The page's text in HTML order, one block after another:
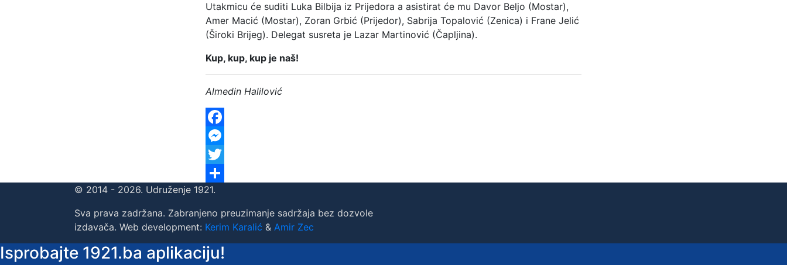
Utakmicu će suditi Luka Bilbija iz Prijedora a asistirat će mu Davor Beljo (Mostar),
Amer Macić (Mostar), Zoran Grbić (Prijedor), Sabrija Topalović (Zenica) i Frane Jelić
(Široki Brijeg). Delegat susreta je Lazar Martinović (Čapljina).
Kup, kup, kup je naš!
Almedin Halilović
Facebook
Messenger
Twitter
Share
© 2014 - 2026. Udruženje 1921.
Sva prava zadržana. Zabranjeno preuzimanje sadržaja bez dozvole
izdavača. Web development: Kerim Karalić & Amir Zec
Isprobajte 1921.ba aplikaciju!